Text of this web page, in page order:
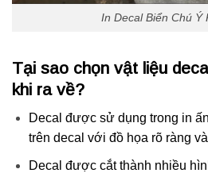
In Decal Biển Chú Ý
Tại sao chọn vật liệu
khi ra về?
Decal được sử dụng trong in
trên decal với đồ họa rõ ràng
Decal được cắt thành nhiều